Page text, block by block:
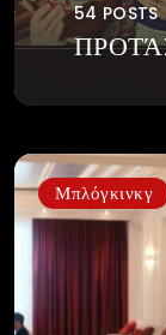
54 POSTS
Μπλόγκινκγ